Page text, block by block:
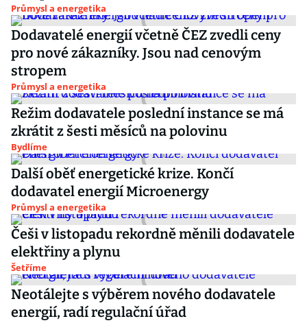
Průmysl a energetika
Dodavatelé energií včetně ČEZ zvedli ceny
pro nové zákazníky. Jsou nad cenovým
stropem
Průmysl a energetika
Režim dodavatele poslední instance se má
zkrátit z šesti měsíců na polovinu
Bydlíme
Další oběť energetické krize. Končí
dodavatel energií Microenergy
Průmysl a energetika
Češi v listopadu rekordně měnili dodavatele
elektřiny a plynu
Šetříme
Neotálejte s výběrem nového dodavatele
energií, radí regulační úřad